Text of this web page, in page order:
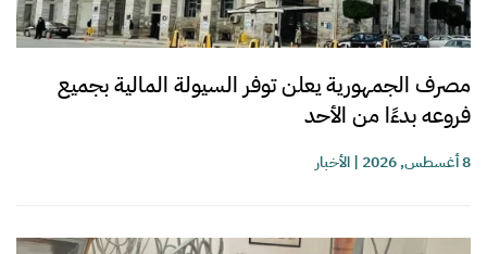
مصرف الجمهورية يعلن توفر السيولة المالية بجميع
فروعه بدءًا من الأحد
8 أغسطس, 2026 |الأخبار